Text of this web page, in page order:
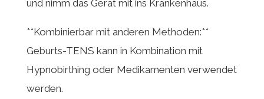
und nimm das Gerät mit ins Krankenhaus.
**Kombinierbar mit anderen Methoden:**
Geburts-TENS kann in Kombination mit
Hypnobirthing oder Medikamenten verwendet
werden.